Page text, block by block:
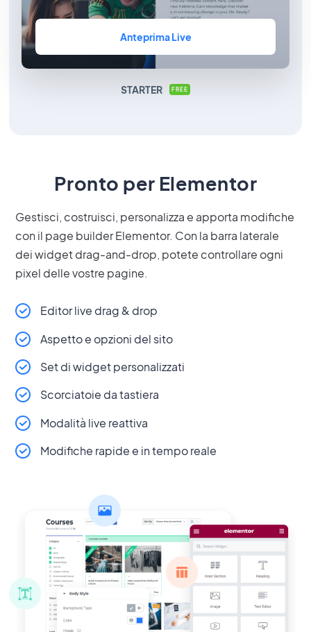
Anteprima Live
STARTER FREE
Pronto per Elementor
Gestisci, costruisci, personalizza e apporta modifiche
con il page builder Elementor. Con la barra laterale
dei widget drag-and-drop, potete controllare ogni
pixel delle vostre pagine.
Editor live drag & drop
Aspetto e opzioni del sito
Set di widget personalizzati
Scorciatoie da tastiera
Modalità live reattiva
Modifiche rapide e in tempo reale